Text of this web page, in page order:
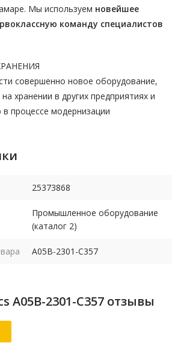
Мы используем новейшее
команду специалистов
совершенно новое оборудование,
хранении в других предприятиях и
процессе модернизации
25373868
Промышленное оборудование
(каталог 2)
A05B-2301-C357
A05B-2301-C357 отзывы